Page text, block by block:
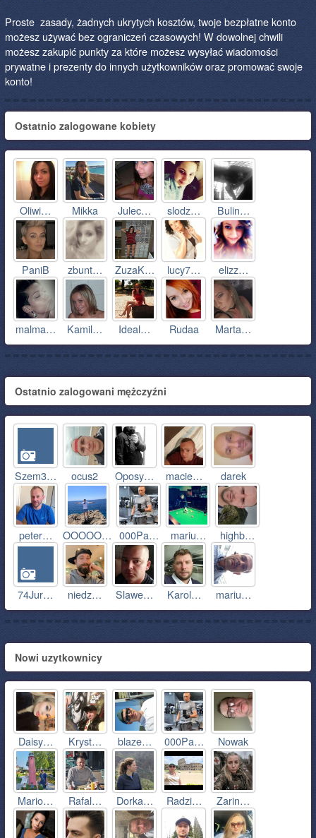
Proste zasady, żadnych ukrytych kosztów, twoje bezpłatne konto
możesz używać bez ograniczeń czasowych! W dowolnej chwili
możesz zakupić punkty za które możesz wysyłać wiadomości
prywatne i prezenty do innych użytkowników oraz promować swoje
konto!
Ostatnio zalogowane kobiety
Oliwi… Mikka Julec… slodz… Bulin…
PaniB zbunt… ZuzaK… lucy7… elizz…
malma… Kamil… Ideal… Rudaa Marta…
Ostatnio zalogowani mężczyźni
Szem3… ocus2 Oposy… macie… darek
peter… OOOOO… 000Pa… mariu… highb…
74Jur… niedz… Slawe… Karol… mariu…
Nowi uzytkownicy
Daisy… Kryst… blaze… 000Pa… Nowak
Mario… Rafal… Dorka… Radzi… Zarin…